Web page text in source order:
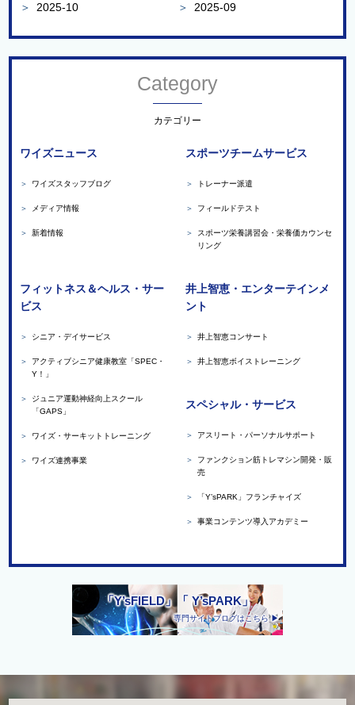
＞ 2025-10 ＞ 2025-09
Category
カテゴリー
ワイズニュース
＞ ワイズスタッフブログ
＞ メディア情報
＞ 新着情報
スポーツチームサービス
＞ トレーナー派遣
＞ フィールドテスト
＞
スポーツ栄養講習会・栄養価カウンセ
リング
フィットネス＆ヘルス・サー
ビス
＞ シニア・デイサービス
＞
アクティブシニア健康教室「SPEC・
Y！」
＞
ジュニア運動神経向上スクール
「GAPS」
＞ ワイズ・サーキットトレーニング
＞ ワイズ連携事業
井上智恵・エンターテインメ
ント
＞ 井上智恵コンサート
＞ 井上智恵ボイストレーニング
スペシャル・サービス
＞ アスリート・パーソナルサポート
＞
ファンクション筋トレマシン開発・販
売
＞ 「Y’sPARK」フランチャイズ
＞ 事業コンテンツ導入アカデミー
「Y’sFIELD」「 Y’sPARK」
専門サイトブログはこちら ▶